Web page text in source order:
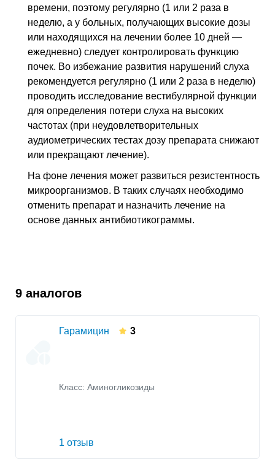
времени, поэтому регулярно (1 или 2 раза в
неделю, а у больных, получающих высокие дозы
или находящихся на лечении более 10 дней —
ежедневно) следует контролировать функцию
почек. Во избежание развития нарушений слуха
рекомендуется регулярно (1 или 2 раза в неделю)
проводить исследование вестибулярной функции
для определения потери слуха на высоких
частотах (при неудовлетворительных
аудиометрических тестах дозу препарата снижают
или прекращают лечение).
На фоне лечения может развиться резистентность
микроорганизмов. В таких случаях необходимо
отменить препарат и назначить лечение на
основе данных антибиотикограммы.
9 аналогов
Гарамицин 3
Класс: Аминогликозиды
1 отзыв